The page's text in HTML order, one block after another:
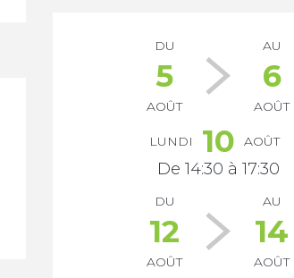
Ouverture
DU
5
AOÛT
AU
6
AOÛT
LUNDI 10 AOÛT
De 14:30 à 17:30
DU
12
AOÛT
AU
14
AOÛT